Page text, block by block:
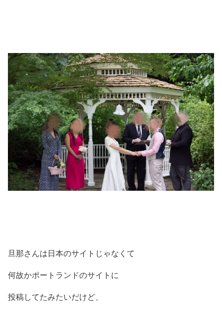
旦那さんは日本のサイトじゃなくて
何故かポートランドのサイトに
投稿してたみたいだけど、